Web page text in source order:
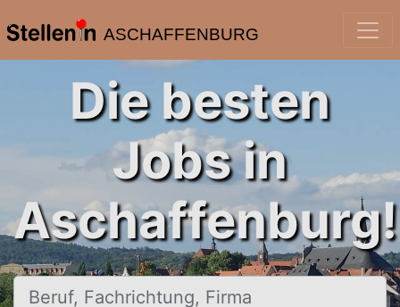
ASCHAFFENBURG
Die besten
Jobs in
Aschaffenburg!
Beruf, Fachrichtung, Firma